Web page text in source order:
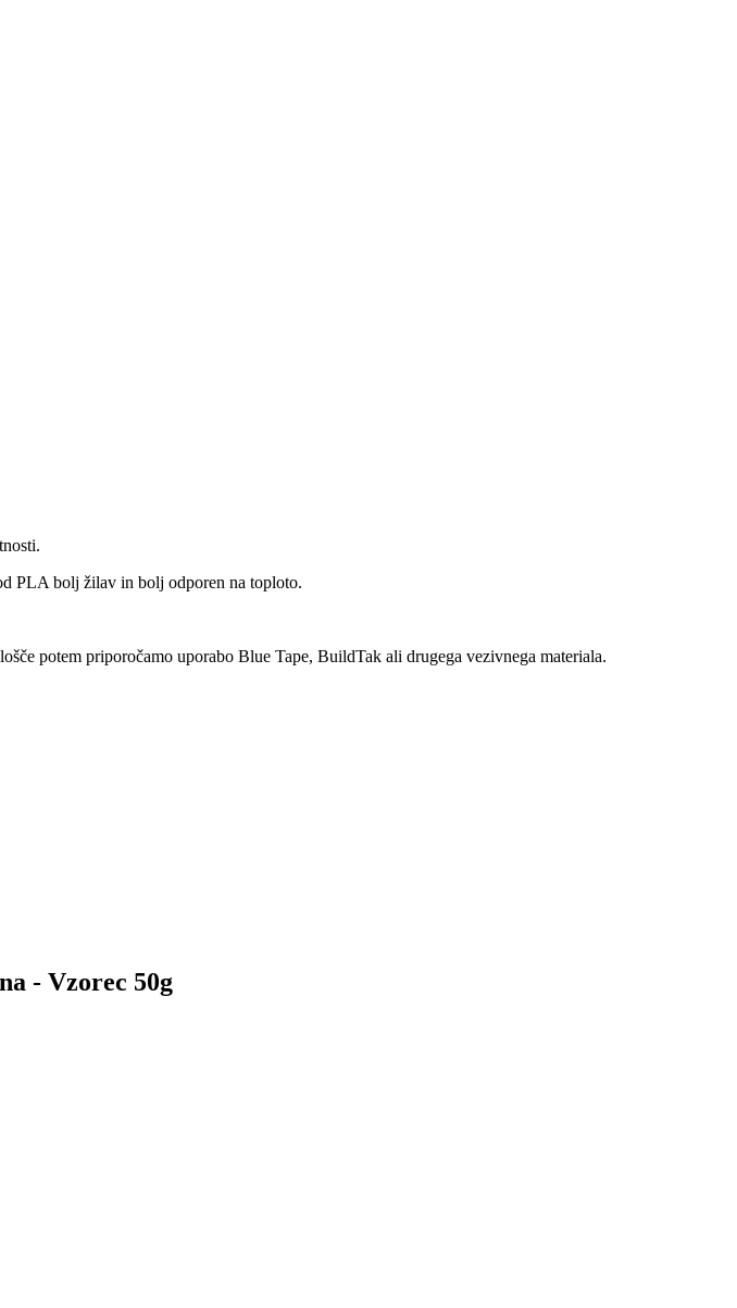
PLA bolj žilav in bolj odporen na toploto.
potem priporočamo uporabo Blue Tape, BuildTak ali drugega vezivnega materiala.
- Vzorec 50g